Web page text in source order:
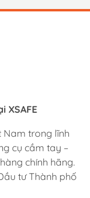
XSAFE
Nam trong lĩnh
cụ cầm tay –
chính hãng.
tư Thành phố